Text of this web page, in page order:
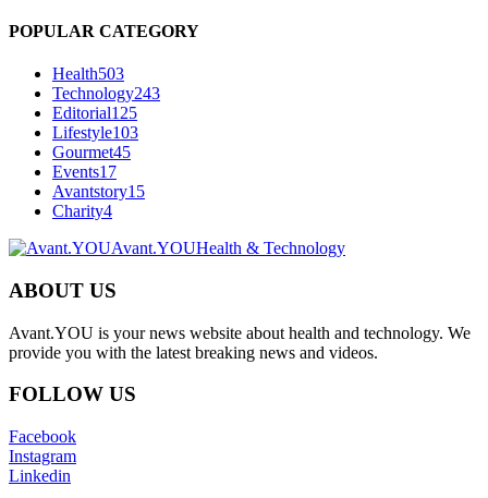
POPULAR CATEGORY
Health503
Technology243
Editorial125
Lifestyle103
Gourmet45
Events17
Avantstory15
Charity4
Avant.YOUHealth & Technology
ABOUT US
Avant.YOU is your news website about health and technology. We
provide you with the latest breaking news and videos.
FOLLOW US
Facebook
Instagram
Linkedin